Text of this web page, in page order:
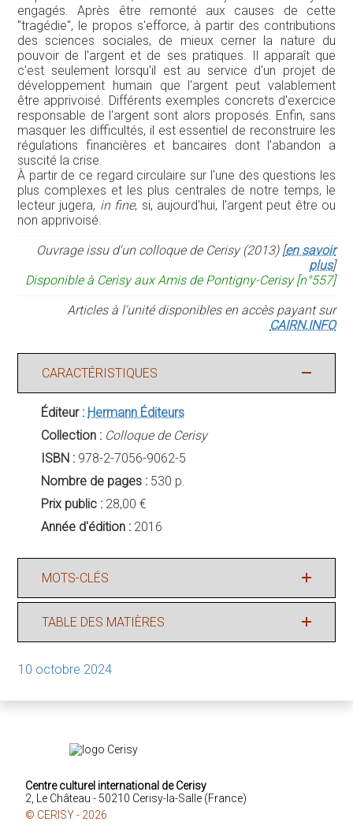
engagés. Après être remonté aux causes de cette
"tragédie", le propos s'efforce, à partir des contributions
des sciences sociales, de mieux cerner la nature du
pouvoir de l'argent et de ses pratiques. Il apparaît que
c'est seulement lorsqu'il est au service d'un projet de
développement humain que l'argent peut valablement
être apprivoisé. Différents exemples concrets d'exercice
responsable de l'argent sont alors proposés. Enfin, sans
masquer les difficultés, il est essentiel de reconstruire les
régulations financières et bancaires dont l'abandon a
suscité la crise.
À partir de ce regard circulaire sur l'une des questions les
plus complexes et les plus centrales de notre temps, le
lecteur jugera, in fine, si, aujourd'hui, l'argent peut être ou
non apprivoisé.
Ouvrage issu d'un colloque de Cerisy (2013) [en savoir
plus]
Disponible à Cerisy aux Amis de Pontigny-Cerisy [n°557]
Articles à l'unité disponibles en accès payant sur
CAIRN.INFO
CARACTÉRISTIQUES
Éditeur : Hermann Éditeurs
Collection : Colloque de Cerisy
ISBN : 978-2-7056-9062-5
Nombre de pages : 530 p.
Prix public : 28,00 €
Année d'édition : 2016
MOTS-CLÉS
TABLE DES MATIÈRES
10 octobre 2024
Centre culturel international de Cerisy
2, Le Château - 50210 Cerisy-la-Salle (France)
© CERISY - 2026